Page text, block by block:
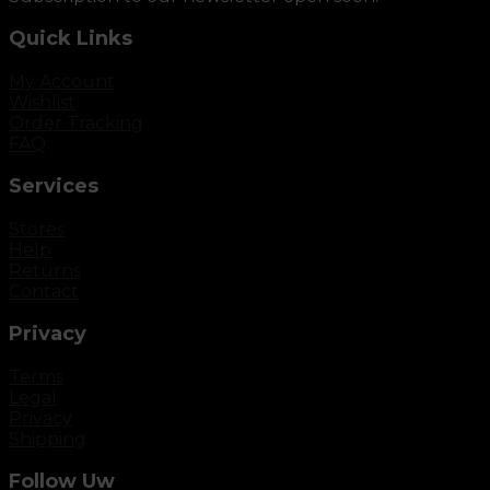
Quick Links
Services
Privacy
Follow Uw